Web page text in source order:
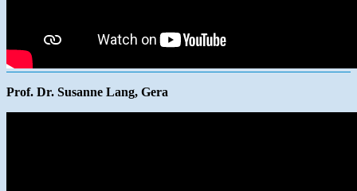
Prof. Dr. Susanne Lang, Gera